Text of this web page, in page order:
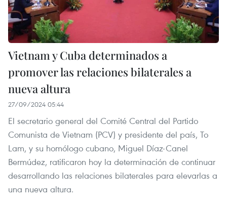
Vietnam y Cuba determinados a
promover las relaciones bilaterales a
nueva altura
27/09/2024 05:44
El secretario general del Comité Central del Partido
Comunista de Vietnam (PCV) y presidente del país, To
Lam, y su homólogo cubano, Miguel Díaz-Canel
Bermúdez, ratificaron hoy la determinación de continuar
desarrollando las relaciones bilaterales para elevarlas a
una nueva altura.